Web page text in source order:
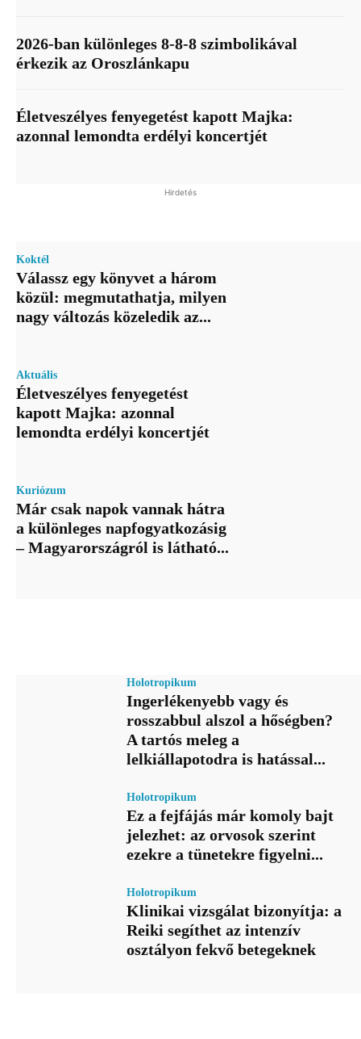
2026-ban különleges 8-8-8 szimbolikával
érkezik az Oroszlánkapu
Életveszélyes fenyegetést kapott Majka:
azonnal lemondta erdélyi koncertjét
Hirdetés
Koktél
Válassz egy könyvet a három
közül: megmutathatja, milyen
nagy változás közeledik az...
Aktuális
Életveszélyes fenyegetést
kapott Majka: azonnal
lemondta erdélyi koncertjét
Kuriózum
Már csak napok vannak hátra
a különleges napfogyatkozásig
– Magyarországról is látható...
Holotropikum
Ingerlékenyebb vagy és
rosszabbul alszol a hőségben?
A tartós meleg a
lelkiállapotodra is hatással...
Holotropikum
Ez a fejfájás már komoly bajt
jelezhet: az orvosok szerint
ezekre a tünetekre figyelni...
Holotropikum
Klinikai vizsgálat bizonyítja: a
Reiki segíthet az intenzív
osztályon fekvő betegeknek